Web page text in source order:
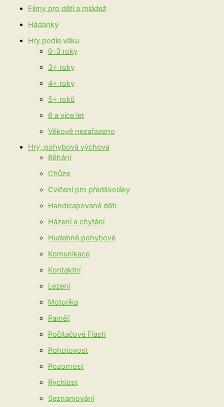
Filmy pro děti a mládež
Hádanky
Hry podle věku
0-3 roky
3+ roky
4+ roky
5+ roků
6 a více let
Věkově nezařazeno
Hry, pohybová výchova
Běhání
Chůze
Cvičení pro předškoláky
Handicapované děti
Házení a chytání
Hudebně pohybové
Komunikace
Kontaktní
Lezení
Motorika
Paměť
Počítačové Flash
Pohotovost
Pozornost
Rychlost
Seznamování